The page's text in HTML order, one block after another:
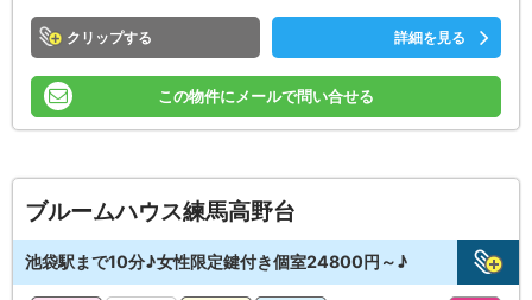
クリップ 詳細を見る
この物件にメールで問い合せる
ブルームハウス練馬高野台
池袋駅まで10分♪女性限定鍵付き個室24800円～♪